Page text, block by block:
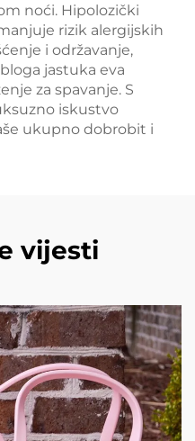
noći. Hipolozički
rizik alergijskih
i održavanje,
jastuka eva
za spavanje. S
iskustvo
ukupno dobrobit i
vijesti